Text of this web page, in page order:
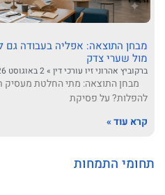
מבחן התוצאה: אפליה בעבודה גם
מול שערי צדק
ברקוביץ אהרוני זיו עורכי דין
מבחן התוצאה: מתי החלטת מעסיק
להפלות? על פסיקת
קרא עוד »
תחומי התמחות